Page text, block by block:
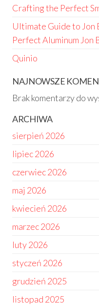
Crafting the Perfect
Ultimate Guide to Jon
Perfect Aluminum Jon
Quinio
NAJNOWSZE
Brak komentarzy do
ARCHIWA
sierpień 2026
lipiec 2026
czerwiec 2026
maj 2026
kwiecień 2026
marzec 2026
luty 2026
styczeń 2026
grudzień 2025
listopad 2025